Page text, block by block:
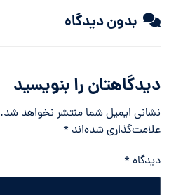
بدون دیدگاه
دیدگاهتان را بنویسید
نشانی ایمیل شما منتشر نخواهد شد.
علامت‌گذاری شده‌اند *
دیدگاه *